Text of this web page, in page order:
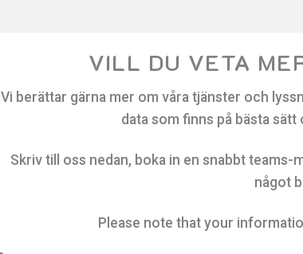
VILL DU VETA
Vi berättar gärna mer om våra tjänster och
data som finns på bästa
Skriv till oss nedan, boka in en snabbt
något
Please note that your